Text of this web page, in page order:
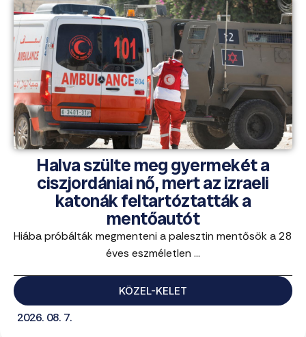
Halva szülte meg gyermekét a
ciszjordániai nő, mert az izraeli
katonák feltartóztatták a
mentőautót
Hiába próbálták megmenteni a palesztin mentősök a 28
éves eszméletlen ...
KÖZEL-KELET
2026. 08. 7.